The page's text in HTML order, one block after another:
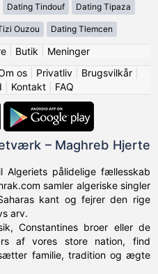
Dating Tindouf Dating Tipaza
Ouzou Dating Tlemcen
| Butik
Meninger
os| Privatliv| Brugsvilkår|
Kontakt| FAQ
– Maghreb Hjerte
Algeriets pålidelige fællesskab
samler algeriske singler
kant og fejrer den rige
arv.
Constantines broer eller de
af vores store nation, find
familie, tradition og ægte